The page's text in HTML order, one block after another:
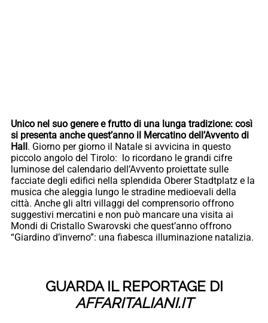
Unico nel suo genere e frutto di una lunga tradizione: così
si presenta anche quest’anno il Mercatino dell’Avvento di
Hall . Giorno per giorno il Natale si avvicina in questo
piccolo angolo del Tirolo: lo ricordano le grandi cifre
luminose del calendario dell’Avvento proiettate sulle
facciate degli edifici nella splendida Oberer Stadtplatz e la
musica che aleggia lungo le stradine medioevali della
città. Anche gli altri villaggi del comprensorio offrono
suggestivi mercatini e non può mancare una visita ai
Mondi di Cristallo Swarovski che quest’anno offrono
“Giardino d’inverno”: una fiabesca illuminazione natalizia.
GUARDA IL REPORTAGE DI
AFFARITALIANI.IT